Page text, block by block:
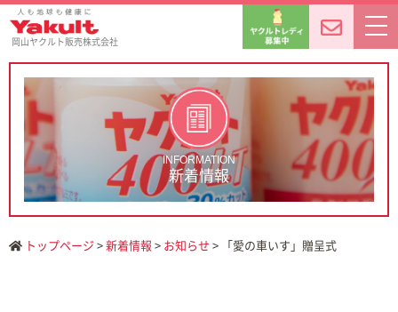
岡山ヤクルト販売株式会社
INFORMATION
新着情報
トップページ >新着情報 > お知らせ > 「愛の車いす」贈呈式